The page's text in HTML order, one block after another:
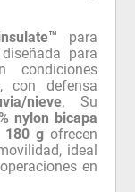
para
para
condiciones
, con defensa
nieve. Su
nylon bicapa
180 gofrecen
ideal
en